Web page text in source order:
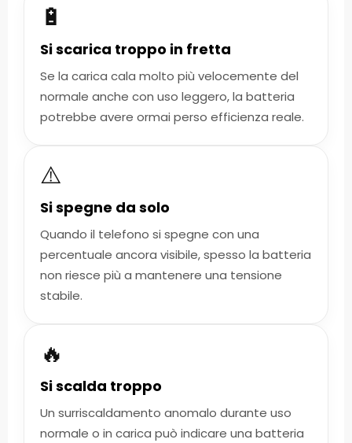
🔋
Si scarica troppo in fretta
Se la carica cala molto più velocemente del
normale anche con uso leggero, la batteria
potrebbe avere ormai perso efficienza reale.
⚠️
Si spegne da solo
Quando il telefono si spegne con una
percentuale ancora visibile, spesso la batteria
non riesce più a mantenere una tensione
stabile.
🔥
Si scalda troppo
Un surriscaldamento anomalo durante uso
normale o in carica può indicare una batteria